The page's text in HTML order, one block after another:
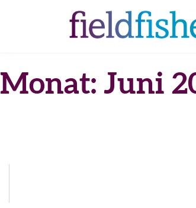
Monat: Juni